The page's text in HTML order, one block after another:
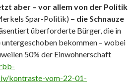
aber – vor allem von der Politik
Spar-Politik) – die Schnauze
überforderte Bürger, die in
bekommen – wobei
50% der Einwohnerschaft
kontraste-vom-22-01-